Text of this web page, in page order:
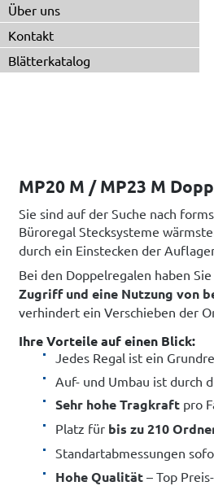
Über uns
Kontakt
Blätterkatalog
MP20 M / MP23 M
Sie sind auf der Suche nach
Büroregal Stecksysteme
durch ein Einstecken der
Bei den Doppelregalen haben
Zugriff und eine Nutzung von
verhindert ein Verschieben der
Ihre Vorteile auf einen Blick:
Jedes Regal ist ein
Auf- und Umbau ist durch
Sehr hohe Tragkraftpro
Platz fürbis zu 210
Standartabmessungen
Hohe Qualität– Top